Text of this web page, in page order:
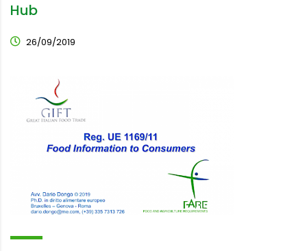
Hub
26/09/2019